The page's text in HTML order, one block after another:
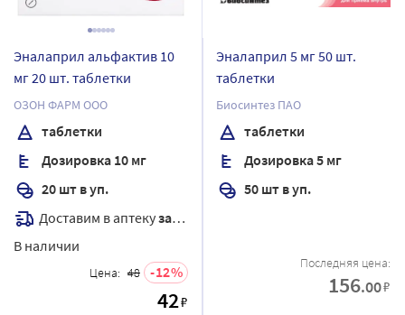
Эналаприл альфактив 10
мг 20 шт. таблетки
ОЗОН ФАРМ ООО
таблетки
Дозировка 10 мг
20 шт в уп.
Доставим в аптекузавтра
В наличии
Цена: 48 12
42₽
Эналаприл 5 мг 50 шт.
таблетки
Биосинтез ПАО
таблетки
Дозировка 5 мг
50 шт в уп.
Последняя цена:
156.00₽